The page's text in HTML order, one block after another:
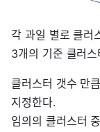
각 과일 별로 클러
3개의 기준 클러
클러스터 갯수 만
지정한다.
임의의 클러스터